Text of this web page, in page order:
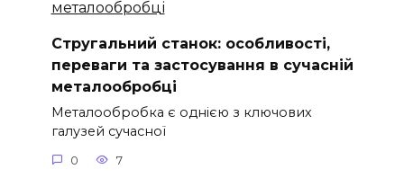
Стругальний станок: особливості,
переваги та застосування в сучасній
металообробці
Металообробка є однією з ключових
галузей сучасної
0 7